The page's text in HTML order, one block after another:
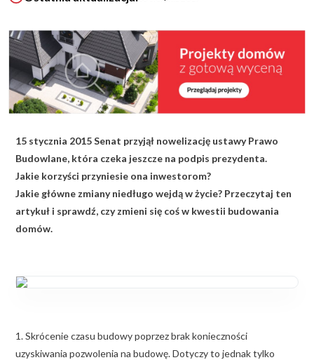
KALKULATOR BUDOWY
BLOG
O NAS
KONAKT
ZAPISZ SIĘ
15 stycznia 2015 Senat przyjął nowelizację ustawy Prawo
Budowlane, która czeka jeszcze na podpis prezydenta.
Jakie korzyści przyniesie ona inwestorom?
Jakie główne zmiany niedługo wejdą w życie? Przeczytaj ten
artykuł i sprawdź, czy zmieni się coś w kwestii budowania
domów.
1. Skrócenie czasu budowy poprzez brak konieczności
uzyskiwania pozwolenia na budowę. Dotyczy to jednak tylko